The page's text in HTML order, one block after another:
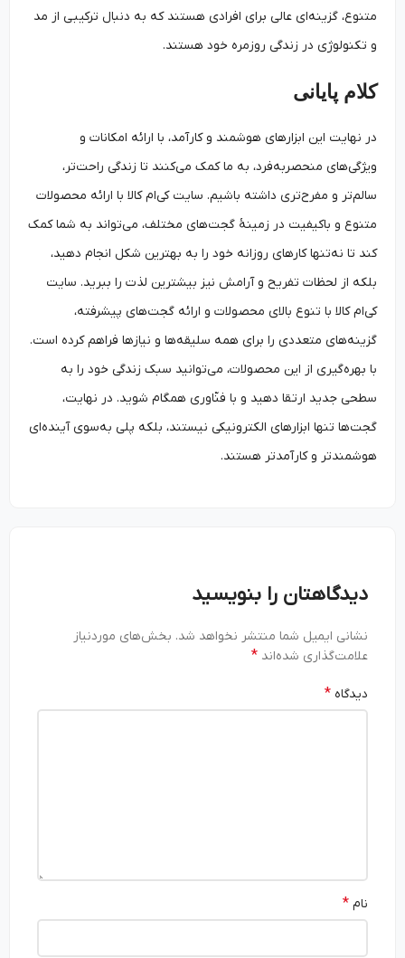
متنوع، گزینه‌ای عالی برای افرادی هستند که به دنبال ترکیبی از مد
و تکنولوژی در زندگی روزمره خود هستند.
کلام پایانی
در نهایت این ابزارهای هوشمند و کارآمد، با ارائه امکانات و
ویژگی‌های منحصربه‌فرد، به ما کمک می‌کنند تا زندگی راحت‌تر،
سالم‌تر و مفرح‌تری داشته باشیم. سایت کی‌ام کالا با ارائه محصولات
متنوع و باکیفیت در زمینهٔ گجت‌های مختلف، می‌تواند به شما کمک
کند تا نه‌تنها کارهای روزانه خود را به بهترین شکل انجام دهید،
بلکه از لحظات تفریح و آرامش نیز بیشترین لذت را ببرید. سایت
کی‌ام کالا با تنوع بالای محصولات و ارائه گجت‌های پیشرفته،
گزینه‌های متعددی را برای همه سلیقه‌ها و نیازها فراهم کرده است.
با بهره‌گیری از این محصولات، می‌توانید سبک زندگی خود را به
سطحی جدید ارتقا دهید و با فنّاوری همگام شوید. در نهایت،
گجت‌ها تنها ابزارهای الکترونیکی نیستند، بلکه پلی به‌سوی آینده‌ای
هوشمندتر و کارآمدتر هستند.
دیدگاهتان را بنویسید
نشانی ایمیل شما منتشر نخواهد شد. بخش‌های موردنیاز
علامت‌گذاری شده‌اند*
دیدگاه*